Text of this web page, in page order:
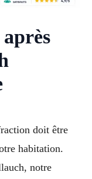
doit être
habitation.
notre